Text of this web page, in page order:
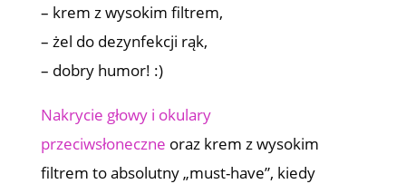
– krem z wysokim filtrem,
– żel do dezynfekcji rąk,
– dobry humor! :)
Nakrycie głowy i okulary
przeciwsłoneczne oraz krem z wysokim
filtrem to absolutny „must-have”, kiedy